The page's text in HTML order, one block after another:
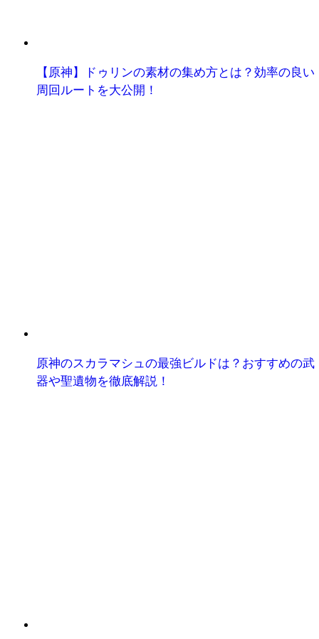
【原神】ドゥリンの素材の集め方とは？効率の良い
周回ルートを大公開！
原神のスカラマシュの最強ビルドは？おすすめの武
器や聖遺物を徹底解説！